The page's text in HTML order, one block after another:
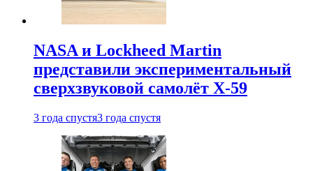
NASA и Lockheed Martin
представили экспериментальный
сверхзвуковой самолёт X-59
3 года спустя3 года спустя